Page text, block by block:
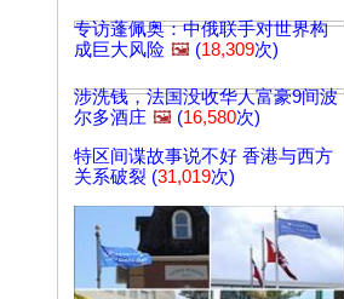
专访蓬佩奥：中俄联手对世界构
成巨大风险 🖼️ (18,309次)
涉洗钱，法国没收华人富豪9间波
尔多酒庄 🖼️ (16,580次)
特区间谍故事说不好 香港与西方
关系破裂 (31,019次)